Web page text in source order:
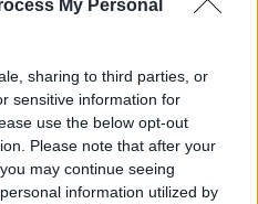
My Personal
sharing to third parties, or
sensitive information for
use the below opt-out
Please note that after your
may continue seeing
information utilized by
Mantra